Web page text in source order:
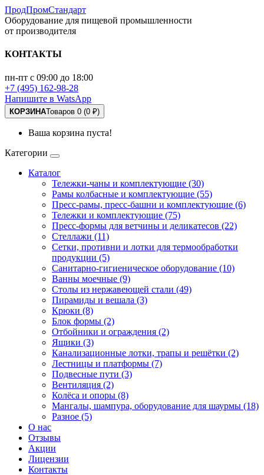
ПродПромСтандарт
Оборудование для пищевой промышленности
от производителя
КОНТАКТЫ
пн-пт с 09:00 до 18:00
+7 (495) 162-98-28
Напишите в WatsApp
КОРЗИНАТоваров 0 (0 ₽)
Ваша корзина пуста!
Категории
Каталог
Тележки-чаны и комплектующие (30)
Рамы колбасные и комплектующие (55)
Пресс-рамы, пресс-башни и комплектующие (6)
Тележки и комплектующие (75)
Пресс-формы для ветчины и деликатесов (22)
Стеллажи (11)
Сетки, противни и лотки для термообработки
продукции (5)
Санитарно-гигиеническое оборудование (10)
Ванны моечные (9)
Столы из нержавеющей стали (49)
Пирамиды и вешала (3)
Крюки (8)
Блок формы (2)
Отбойники и ограждения (2)
Ящики (3)
Канализационные лотки, трапы и решётки (2)
Лестницы и платформы (7)
Подвесные пути (3)
Вентиляция (2)
Колёса и опоры (8)
Мангалы, шампура, оборудование для шаурмы (18)
Разное (5)
О нас
Отзывы
Акции
Лицензии
Контакты